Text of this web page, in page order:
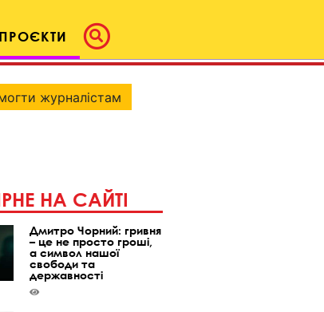
журналістам
НА САЙТІ
Дмитро Чорний: гривня
– це не просто гроші,
а символ нашої
свободи та
державності